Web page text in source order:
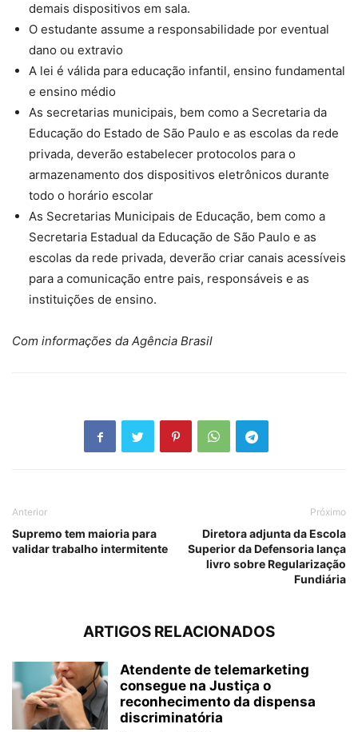
demais dispositivos em sala.
O estudante assume a responsabilidade por eventual
dano ou extravio
A lei é válida para educação infantil, ensino fundamental
e ensino médio
As secretarias municipais, bem como a Secretaria da
Educação do Estado de São Paulo e as escolas da rede
privada, deverão estabelecer protocolos para o
armazenamento dos dispositivos eletrônicos durante
todo o horário escolar
As Secretarias Municipais de Educação, bem como a
Secretaria Estadual da Educação de São Paulo e as
escolas da rede privada, deverão criar canais acessíveis
para a comunicação entre pais, responsáveis e as
instituições de ensino.
Com informações da Agência Brasil
Anterior
Supremo tem maioria para
validar trabalho intermitente
Próximo
Diretora adjunta da Escola
Superior da Defensoria lança
livro sobre Regularização
Fundiária
ARTIGOS RELACIONADOS
Atendente de telemarketing
consegue na Justiça o
reconhecimento da dispensa
discriminatória